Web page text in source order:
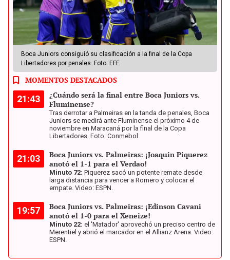
Boca Juniors consiguió su clasificación a la final de la Copa
Libertadores por penales. Foto: EFE
MOMENTOS DESTACADOS
21:43
¿Cuándo será la final entre Boca Juniors vs.
Fluminense?
Tras derrotar a Palmeiras en la tanda de penales, Boca
Juniors se medirá ante Fluminense el próximo 4 de
noviembre en Maracaná por la final de la Copa
Libertadores. Foto: Conmebol.
21:03
Boca Juniors vs. Palmeiras: ¡Joaquin Piquerez
anotó el 1-1 para el Verdao!
Minuto 72: Piquerez sacó un potente remate desde
larga distancia para vencer a Romero y colocar el
empate. Video: ESPN.
19:57
Boca Juniors vs. Palmeiras: ¡Edinson Cavani
anotó el 1-0 para el Xeneize!
Minuto 22: el 'Matador' aprovechó un preciso centro de
Merentiel y abrió el marcador en el Allianz Arena. Video:
ESPN.